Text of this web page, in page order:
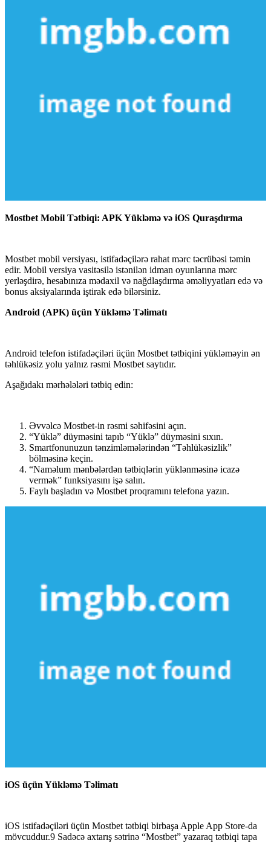
Mostbet Mobil Tətbiqi: APK Yükləmə və iOS Quraşdırma
Mostbet mobil versiyası, istifadəçilərə rahat mərc təcrübəsi təmin
edir. Mobil versiya vasitəsilə istənilən idman oyunlarına mərc
yerləşdirə, hesabınıza mədaxil və nağdlaşdırma əməliyyatları edə və
bonus aksiyalarında iştirak edə bilərsiniz.
Android (APK) üçün Yükləmə Təlimatı
Android telefon istifadəçiləri üçün Mostbet tətbiqini yükləməyin ən
təhlükəsiz yolu yalnız rəsmi Mostbet saytıdır.
Aşağıdakı mərhələləri tətbiq edin:
Əvvəlcə Mostbet-in rəsmi səhifəsini açın.
“Yüklə” düyməsini tapıb “Yüklə” düyməsini sıxın.
Smartfonunuzun tənzimləmələrindən “Təhlükəsizlik”
bölməsinə keçin.
“Naməlum mənbələrdən tətbiqlərin yüklənməsinə icazə
vermək” funksiyasını işə salın.
Faylı başladın və Mostbet proqramını telefona yazın.
iOS üçün Yükləmə Təlimatı
iOS istifadəçiləri üçün Mostbet tətbiqi birbaşa Apple App Store-da
mövcuddur.9 Sadəcə axtarış sətrinə “Mostbet” yazaraq tətbiqi tapa